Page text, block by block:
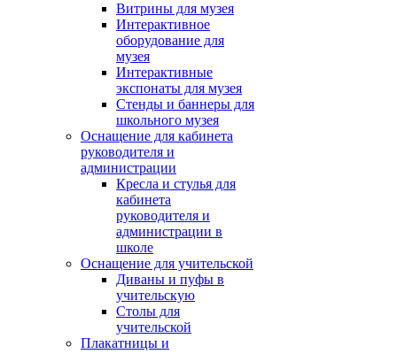
Витрины для музея
Интерактивное
оборудование для
музея
Интерактивные
экспонаты для музея
Стенды и баннеры для
школьного музея
Оснащение для кабинета
руководителя и
администрации
Кресла и стулья для
кабинета
руководителя и
администрации в
школе
Оснащение для учительской
Диваны и пуфы в
учительскую
Столы для
учительской
Плакатницы и